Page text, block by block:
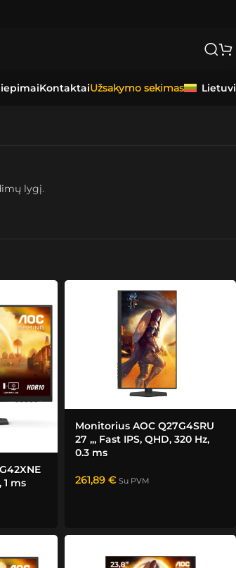
KontaktaiUžsakymo sekimas
lygį.
1 ms
Monitorius AOC Q27G4SRU
27 „, Fast IPS, QHD, 320 Hz,
0.3 ms
261,89 € Su PVM